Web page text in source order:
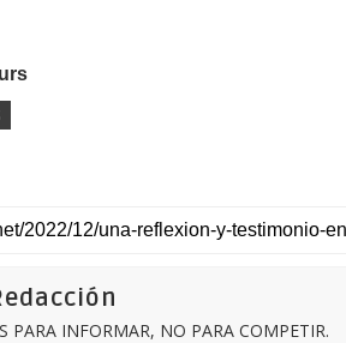
PARA INFORMAR, NO PARA COMPETIR.